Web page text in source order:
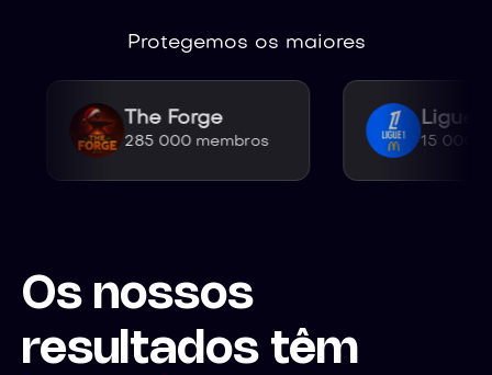
Protegemos os maiores
The Forge
285 000 membros
Ligue 1
15 000
Os nossos
resultados têm